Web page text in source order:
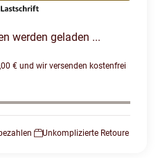
werden geladen ...
€ und wir versenden kostenfrei
Unkomplizierte Retoure